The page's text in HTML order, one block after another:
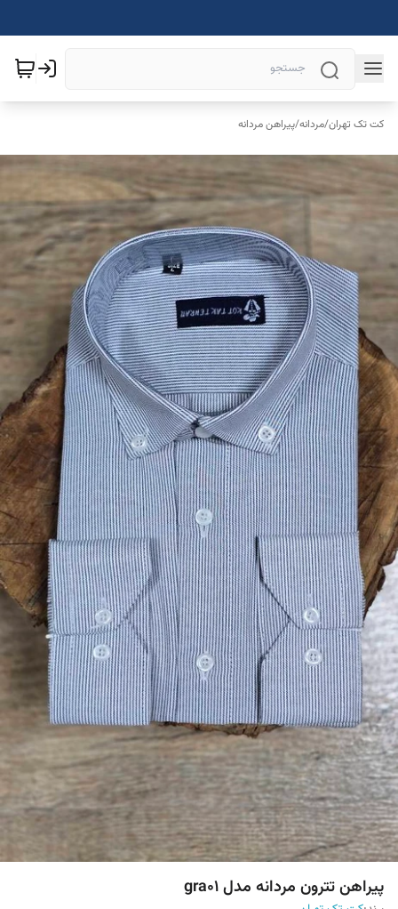
کت تک تهران/مردانه/پیراهن مردانه
پیراهن تترون مردانه مدل gra01